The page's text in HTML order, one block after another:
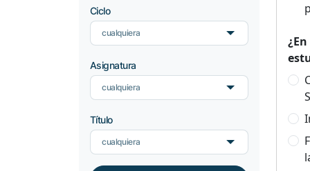
Ciclo
cualquiera
Asignatura
cualquiera
Título
cualquiera